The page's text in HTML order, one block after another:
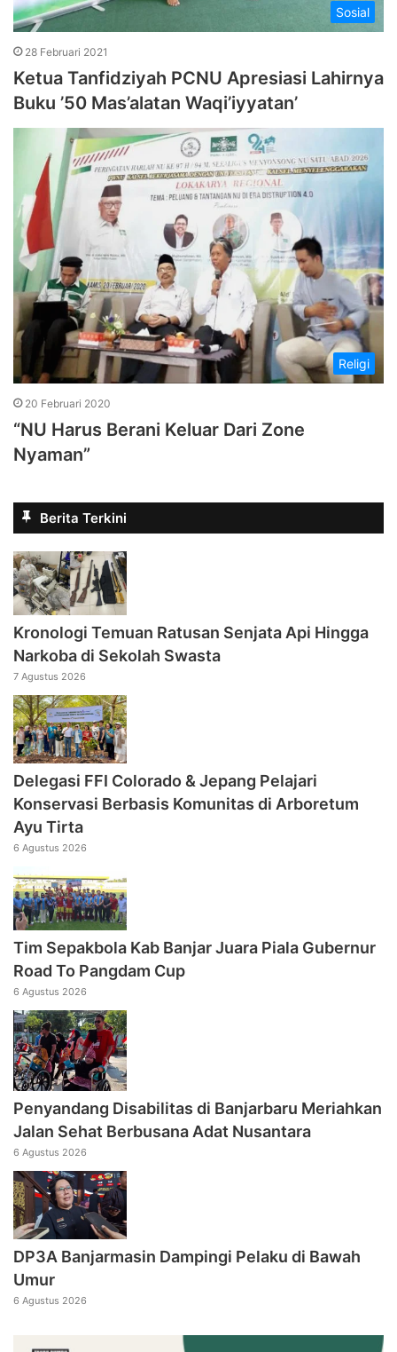
Sosial
28 Februari 2021
Ketua Tanfidziyah PCNU Apresiasi Lahirnya
Buku ’50 Mas’alatan Waqi’iyyatan’
Religi
20 Februari 2020
“NU Harus Berani Keluar Dari Zone
Nyaman”
Berita Terkini
Kronologi Temuan Ratusan Senjata Api Hingga
Narkoba di Sekolah Swasta
7 Agustus 2026
Delegasi FFI Colorado & Jepang Pelajari
Konservasi Berbasis Komunitas di Arboretum
Ayu Tirta
6 Agustus 2026
Tim Sepakbola Kab Banjar Juara Piala Gubernur
Road To Pangdam Cup
6 Agustus 2026
Penyandang Disabilitas di Banjarbaru Meriahkan
Jalan Sehat Berbusana Adat Nusantara
6 Agustus 2026
DP3A Banjarmasin Dampingi Pelaku di Bawah
Umur
6 Agustus 2026